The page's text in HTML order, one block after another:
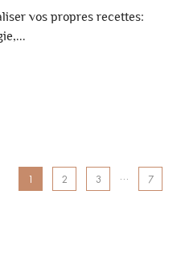
vos propres recettes:
1 2 3 … 7